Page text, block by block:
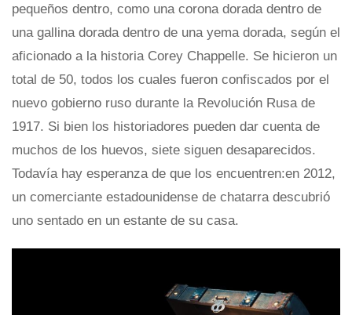
pequeños dentro, como una corona dorada dentro de
una gallina dorada dentro de una yema dorada, según el
aficionado a la historia Corey Chappelle. Se hicieron un
total de 50, todos los cuales fueron confiscados por el
nuevo gobierno ruso durante la Revolución Rusa de
1917. Si bien los historiadores pueden dar cuenta de
muchos de los huevos, siete siguen desaparecidos.
Todavía hay esperanza de que los encuentren:en 2012,
un comerciante estadounidense de chatarra descubrió
uno sentado en un estante de su casa.